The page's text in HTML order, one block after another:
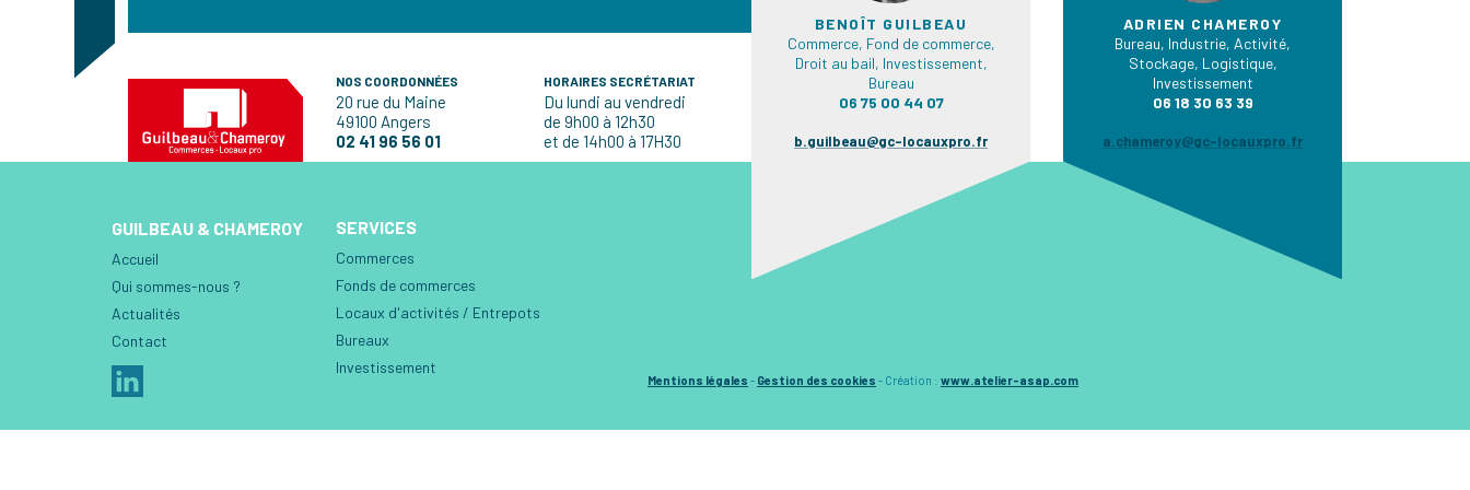
NOS COORDONNÉES
20 rue du Maine
49100 Angers
02 41 96 56 01
HORAIRES SECRÉTARIAT
Du lundi au vendredi
de 9h00 à 12h30
et de 14h00 à 17H30
BENOÎT GUILBEAU
Commerce, Fond de commerce,
Droit au bail, Investissement,
Bureau
06 75 00 44 07
b.guilbeau@gc-locauxpro.fr
ADRIEN CHAMEROY
Bureau, Industrie, Activité,
Stockage, Logistique,
Investissement
06 18 30 63 39
a.chameroy@gc-locauxpro.fr
GUILBEAU & CHAMEROY
Accueil
Qui sommes-nous ?
Actualités
Contact
SERVICES
Commerces
Fonds de commerces
Locaux d'activités / Entrepots
Bureaux
Investissement
Mentions légales - Gestion des cookies - Création : www.atelier-asap.com